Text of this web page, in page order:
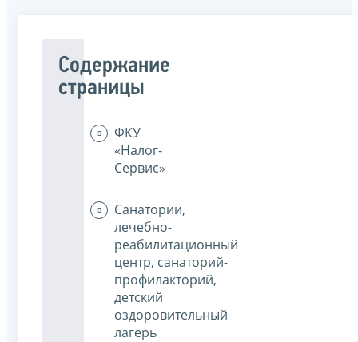
Содержание
страницы
ФКУ
«Налог-
Сервис»
Санатории,
лечебно-
реабилитационный
центр, санаторий-
профилакторий,
детский
оздоровительный
лагерь